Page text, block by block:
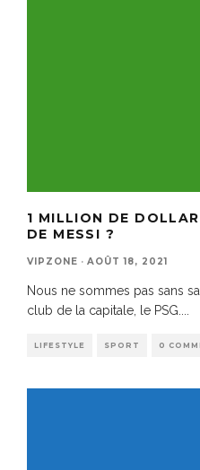
1 MILLION DE
DE MESSI ?
VIPZONE · AOÛT 18, 2021
Nous ne sommes pas sans
club de la capitale, le PSG.
LIFESTYLE SPORT 0